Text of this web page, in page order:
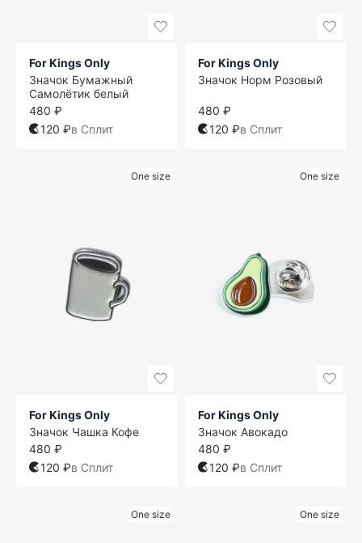
For Kings Only
Значок Бумажный
Самолётик белый
480 ₽
120 ₽в Сплит
For Kings Only
Значок Норм Розовый
480 ₽
120 ₽в Сплит
One size
For Kings Only
Значок Чашка Кофе
480 ₽
120 ₽в Сплит
One size
For Kings Only
Значок Авокадо
480 ₽
120 ₽в Сплит
One size One size